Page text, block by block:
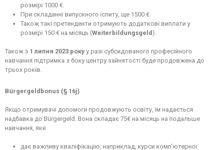
розмірі 1000 €.
При складанні випускного іспиту, ще 1500 €.
Також такі претенденти отримують додаткові виплати у
розмірі 150 € на місяць (Weiterbildungsgeld ).
Також з 1 липня 2023 року у разі субсидованого професійного
навчання підтримка з боку центру зайнятості буде продовжена до
трьох років.
Bürgergeldbonus (§ 16j)
Якщо отримувачі допомоги продовжують освіту, їм надається
надбавка до Bürgergeld. Вона складає 75€ на місяць на подальше
навчання, яке
дає важливу кваліфікацію, наприклад, курси комп’ютерної